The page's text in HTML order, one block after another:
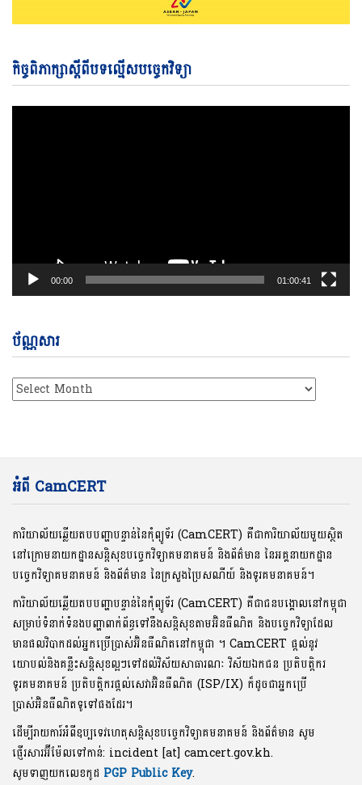
កិច្ចពិភាក្សាស្តីពីបទល្មើសបច្ចេកវិទ្យា
00:00 01:00:41
ប័ណ្ណសារ
ប័ណ្ណសារ
អំពី CamCERT
ការិយាល័យឆ្លើយតបបញ្ហាបន្ទាន់នៃកុំព្យូទ័រ (CamCERT) គឺជាការិយាល័យមួយស្ថិត
នៅក្រោមនាយកដ្ឋានសន្តិសុខបច្ចេកវិទ្យាគមនាគមន៍ និងព័ត៌មាន នៃអគ្គនាយកដ្ឋាន
បច្ចេកវិទ្យាគមនាគមន៍ និងព័ត៌មាន នៃក្រសួងប្រៃសណីយ៍ និងទូរគមនាគមន៍។
ការិយាល័យឆ្លើយតបបញ្ហាបន្ទាន់នៃកុំព្យូទ័រ (CamCERT) គឺជាជនបង្គោលនៅកម្ពុជា
សម្រាប់ទំនាក់ទំនងបញ្ហាពាក់ព័ន្ធទៅនឹងសន្តិសុខតាមអ៊ិនធឺណិត និងបច្ចេកវិទ្យាដែល
មានផលវិបាកដល់អ្នកប្រើប្រាស់អ៊ិនធឺណិតនៅកម្ពុជា ។ CamCERT ផ្តល់នូវ
យោបល់និងគន្លឹះសន្តិសុខល្អៗទៅដល់វិស័យសាធារណៈ វិស័យឯកជន ប្រតិបត្តិករ
ទូរគមនាគមន៍ ប្រតិបត្តិករផ្តល់សេវាអ៊ិនធឺណិត (ISP/IX) ក៏ដូចជាអ្នកប្រើ
ប្រាស់អ៊ិនធឺណិតទូទៅផងដែរ។
ដើម្បីរាយការ៍អំពីឧប្បទេវហេតុសន្តិសុខបច្ចេកវិទ្យាគមនាគមន៍ និងព័ត៌មាន សូម
ផ្ញើរសារអ៊ីម៉ែលទៅកាន់: incident [at] camcert.gov.kh.
សូមទាញយកលេខកូដ PGP Public Key.